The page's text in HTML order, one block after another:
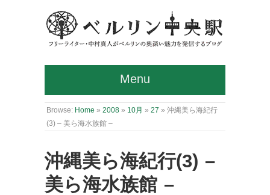
Menu
Browse: Home » 2008 » 10月 » 27 » 沖縄美ら海紀行
(3) – 美ら海水族館 –
沖縄美ら海紀行(3) –
美ら海水族館 –